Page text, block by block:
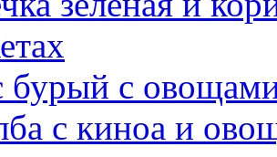
бурый с
с киноа и